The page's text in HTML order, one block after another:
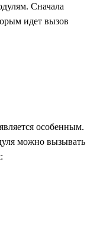
Сначала
идет вызов
особенным.
можно вызывать